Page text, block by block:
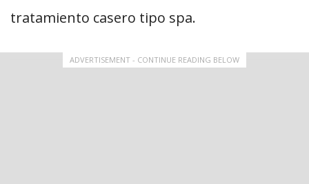
tratamiento casero tipo spa.
ADVERTISEMENT - CONTINUE READING BELOW